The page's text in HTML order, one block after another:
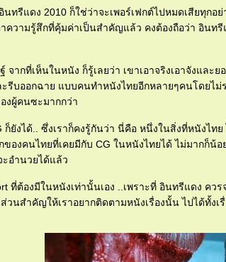
ทรีแดง 2010 ก็ใช่ว่าจะเพอร์เฟกต์ไปหมดเสียทุก
าความรู้สึกที่คุ้มค่าเป็นสำคัญแล้ว คงต้องถือว่า อิน
ากที่เห็นในหนัง ก็รู้เลยว่า เขาเอาจริงเอาจังและ
ละรีบออกฉาย แบบคนทำหนังไทยอีกหลายๆคนโดยไ
งผู้คนซะมากกว่า
ก็ยังได้.. ซึ่งเราก็คงรู้กันว่า นี่คือ หนึ่งในสิ่งที่หนังไ
องคนไทยที่เคยมีกับ CG ในหนังไทยได้ ไม่มากก็น้
อำนวยได้แล้ว
ที่ต้องมีในหนังเท่านั้นเอง ..เพราะที่ อินทรีแดง คว
วนสำคัญให้เราอยากติดตามหนังเรื่องนั้น ไปได้ทั้งเ